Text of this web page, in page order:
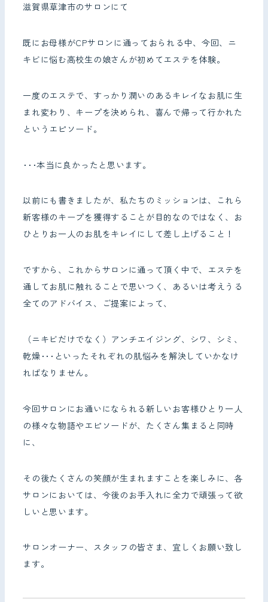
滋賀県草津市のサロンにて
既にお母様がCPサロンに通っておられる中、今回、ニ
キビに悩む高校生の娘さんが初めてエステを体験。
一度のエステで、すっかり潤いのあるキレイなお肌に生
まれ変わり、キープを決められ、喜んで帰って行かれた
というエピソード。
･･･本当に良かったと思います。
以前にも書きましたが、私たちのミッションは、これら
新客様のキープを獲得することが目的なのではなく、お
ひとりお一人のお肌をキレイにして差し上げること！
ですから、これからサロンに通って頂く中で、エステを
通してお肌に触れることで思いつく、あるいは考えうる
全てのアドバイス、ご提案によって、
（ニキビだけでなく）アンチエイジング、シワ、シミ、
乾燥･･･といったそれぞれの肌悩みを解決していかなけ
ればなりません。
今回サロンにお通いになられる新しいお客様ひとり一人
の様々な物語やエピソードが、たくさん集まると同時
に、
その後たくさんの笑顔が生まれますことを楽しみに、各
サロンにおいては、今後のお手入れに全力で頑張って欲
しいと思います。
サロンオーナー、スタッフの皆さま、宜しくお願い致し
ます。